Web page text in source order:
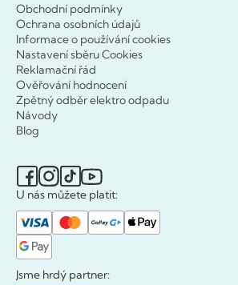
Obchodní podmínky
Ochrana osobních údajů
Informace o používání cookies
Nastavení sběru Cookies
Reklamační řád
Ověřování hodnocení
Zpětný odběr elektro odpadu
Návody
Blog
U nás můžete platit:
Jsme hrdý partner: